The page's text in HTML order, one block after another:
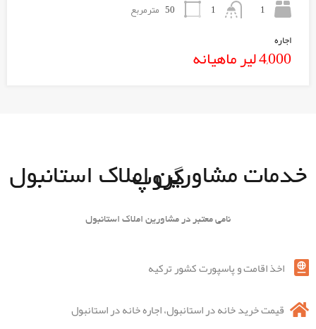
1
1
50 مترمربع
اجاره
4,000 لیر ماهیانه
خدمات مشاورین املاک استانبول
گروپ
نامی معتبر در مشاورین املاک استانبول
اخذ اقامت و پاسپورت کشور ترکیه
قیمت خرید خانه در استانبول، اجاره خانه در استانبول